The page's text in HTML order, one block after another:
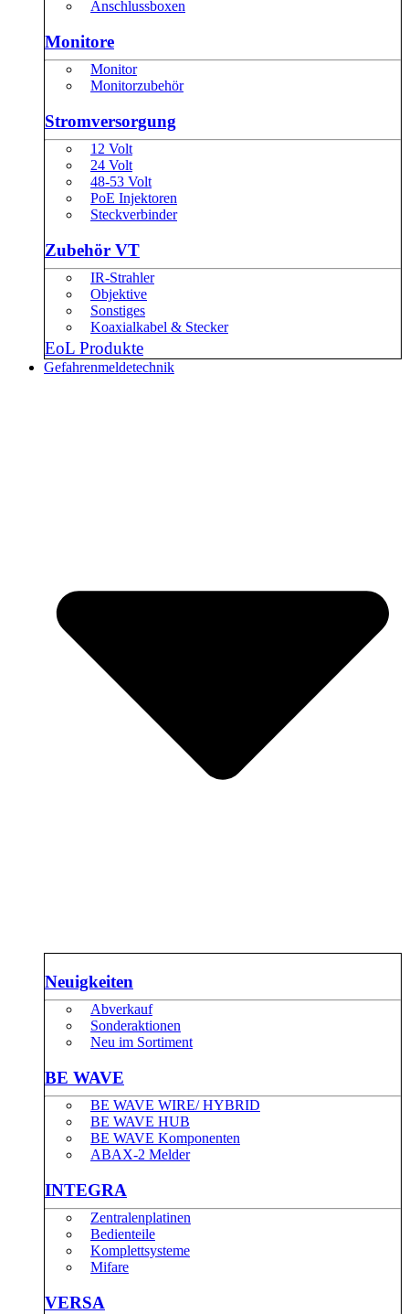
Anschlussboxen
Monitore
Monitor
Monitorzubehör
Stromversorgung
12 Volt
24 Volt
48-53 Volt
PoE Injektoren
Steckverbinder
Zubehör VT
IR-Strahler
Objektive
Sonstiges
Koaxialkabel & Stecker
EoL Produkte
Gefahrenmeldetechnik
Neuigkeiten
Abverkauf
Sonderaktionen
Neu im Sortiment
BE WAVE
BE WAVE WIRE/ HYBRID
BE WAVE HUB
BE WAVE Komponenten
ABAX-2 Melder
INTEGRA
Zentralenplatinen
Bedienteile
Komplettsysteme
Mifare
VERSA